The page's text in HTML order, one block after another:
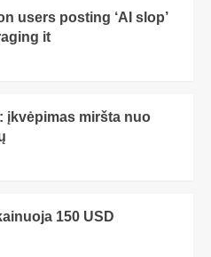
users posting ‘AI slop’
it
įkvėpimas miršta nuo
150 USD